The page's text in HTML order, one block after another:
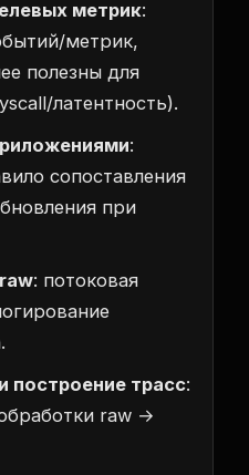
метрик:
метрик,
полезны для
латентность).
:
сопоставления
при
: потоковая
построение трасс:
raw →